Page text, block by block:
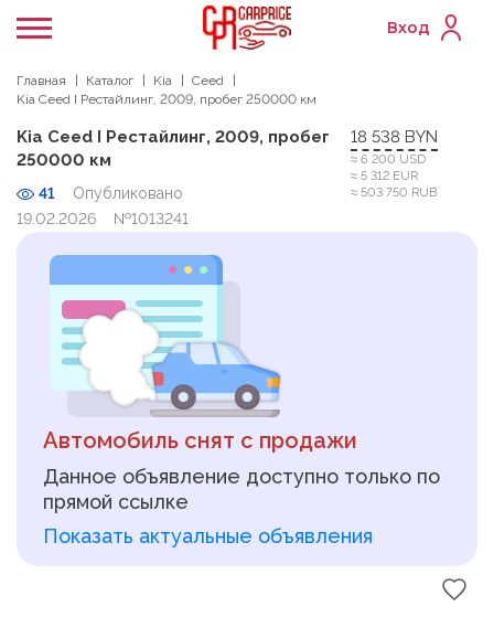
Вход
Главная Каталог Kia
Ceed
Kia Ceed I Рестайлинг, 2009, пробег 250000 км
Kia Ceed I Рестайлинг, 2009, пробег
250000 км
41
Опубликовано
19.02.2026
№1013241
18 538 BYN
≈ 6 200 USD
≈ 5 312 EUR
≈ 503 750 RUB
Автомобиль снят с продажи
Данное объявление доступно только по
прямой ссылке
Показать актуальные объявления